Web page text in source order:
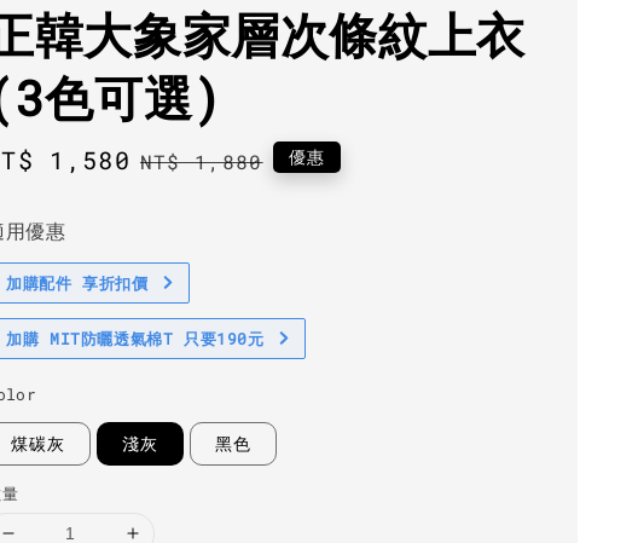
韓大象家層次條紋上衣
色可選)
1,580 Regular
NT$ 1,880 優惠
用優惠
加購配件 享折扣價
加購 MIT防曬透氣棉T 只要190元
煤碳灰 淺灰 黑色